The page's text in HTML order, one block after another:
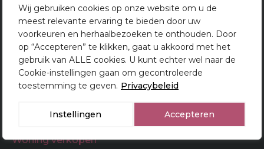
Wij gebruiken cookies op onze website om u de
meest relevante ervaring te bieden door uw
voorkeuren en herhaalbezoeken te onthouden. Door
op “Accepteren” te klikken, gaat u akkoord met het
gebruik van ALLE cookies. U kunt echter wel naar de
Cookie-instellingen gaan om gecontroleerde
toestemming te geven. Privacybeleid
Instellingen Accepteren
Aantal verdiepeingen
Buitenruimte
Tuin
verkopen én taxeren van woningen in
Utrecht.
Makelaar Utrecht
Woningsaanbod
Woning verkopen